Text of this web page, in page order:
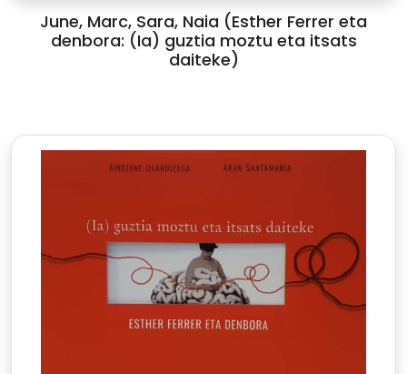
June, Marc, Sara, Naia (Esther Ferrer eta
denbora: (Ia) guztia moztu eta itsats
daiteke)